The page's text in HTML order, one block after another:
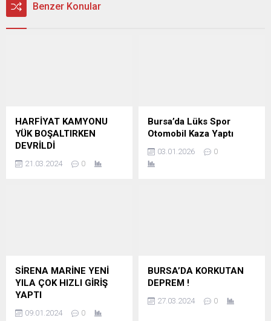
Benzer Konular
HARFİYAT KAMYONU
YÜK BOŞALTIRKEN
DEVRİLDİ
21.03.2024 0
Bursa’da Lüks Spor
Otomobil Kaza Yaptı
03.01.2026 0
SİRENA MARİNE YENİ
YILA ÇOK HIZLI GİRİŞ
YAPTI
09.01.2024 0
BURSA’DA KORKUTAN
DEPREM !
27.03.2024 0